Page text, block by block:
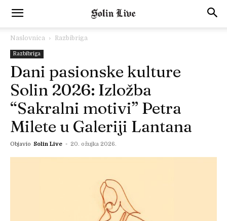
Naslovnica Razbibriga
Razbibriga
Dani pasionske kulture
Solin 2026: Izložba
“Sakralni motivi” Petra
Milete u Galeriji Lantana
Objavio Solin Live - 20. ožujka 2026.